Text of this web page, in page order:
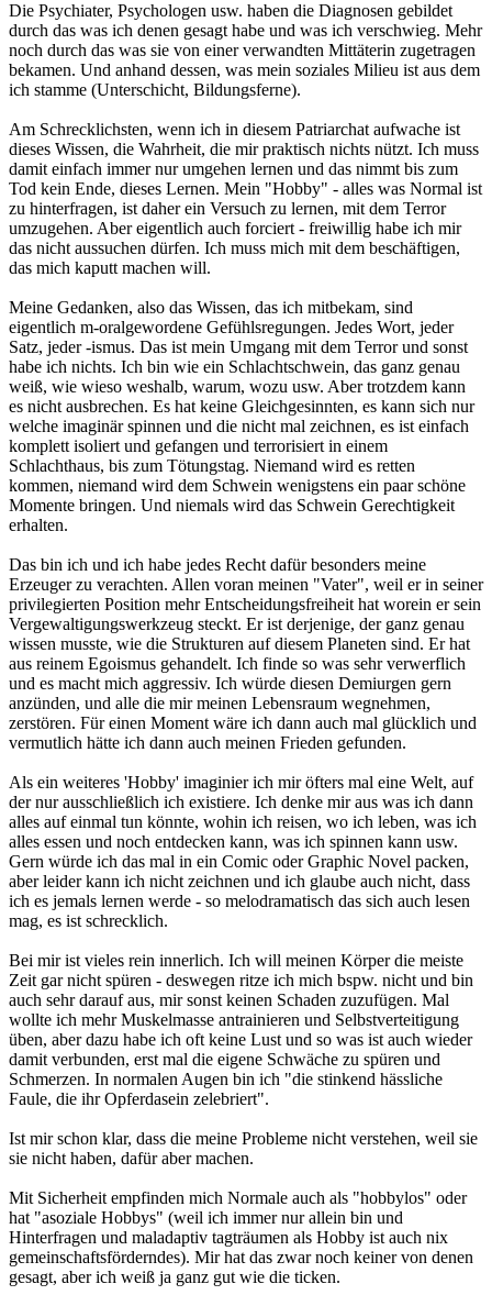
Die Psychiater, Psychologen usw. haben die Diagnosen gebildet
durch das was ich denen gesagt habe und was ich verschwieg. Mehr
noch durch das was sie von einer verwandten Mittäterin zugetragen
bekamen. Und anhand dessen, was mein soziales Milieu ist aus dem
ich stamme (Unterschicht, Bildungsferne).
Am Schrecklichsten, wenn ich in diesem Patriarchat aufwache ist
dieses Wissen, die Wahrheit, die mir praktisch nichts nützt. Ich muss
damit einfach immer nur umgehen lernen und das nimmt bis zum
Tod kein Ende, dieses Lernen. Mein "Hobby" - alles was Normal ist
zu hinterfragen, ist daher ein Versuch zu lernen, mit dem Terror
umzugehen. Aber eigentlich auch forciert - freiwillig habe ich mir
das nicht aussuchen dürfen. Ich muss mich mit dem beschäftigen,
das mich kaputt machen will.
Meine Gedanken, also das Wissen, das ich mitbekam, sind
eigentlich m-oralgewordene Gefühlsregungen. Jedes Wort, jeder
Satz, jeder -ismus. Das ist mein Umgang mit dem Terror und sonst
habe ich nichts. Ich bin wie ein Schlachtschwein, das ganz genau
weiß, wie wieso weshalb, warum, wozu usw. Aber trotzdem kann
es nicht ausbrechen. Es hat keine Gleichgesinnten, es kann sich nur
welche imaginär spinnen und die nicht mal zeichnen, es ist einfach
komplett isoliert und gefangen und terrorisiert in einem
Schlachthaus, bis zum Tötungstag. Niemand wird es retten
kommen, niemand wird dem Schwein wenigstens ein paar schöne
Momente bringen. Und niemals wird das Schwein Gerechtigkeit
erhalten.
Das bin ich und ich habe jedes Recht dafür besonders meine
Erzeuger zu verachten. Allen voran meinen "Vater", weil er in seiner
privilegierten Position mehr Entscheidungsfreiheit hat worein er sein
Vergewaltigungswerkzeug steckt. Er ist derjenige, der ganz genau
wissen musste, wie die Strukturen auf diesem Planeten sind. Er hat
aus reinem Egoismus gehandelt. Ich finde so was sehr verwerflich
und es macht mich aggressiv. Ich würde diesen Demiurgen gern
anzünden, und alle die mir meinen Lebensraum wegnehmen,
zerstören. Für einen Moment wäre ich dann auch mal glücklich und
vermutlich hätte ich dann auch meinen Frieden gefunden.
Als ein weiteres 'Hobby' imaginier ich mir öfters mal eine Welt, auf
der nur ausschließlich ich existiere. Ich denke mir aus was ich dann
alles auf einmal tun könnte, wohin ich reisen, wo ich leben, was ich
alles essen und noch entdecken kann, was ich spinnen kann usw.
Gern würde ich das mal in ein Comic oder Graphic Novel packen,
aber leider kann ich nicht zeichnen und ich glaube auch nicht, dass
ich es jemals lernen werde - so melodramatisch das sich auch lesen
mag, es ist schrecklich.
Bei mir ist vieles rein innerlich. Ich will meinen Körper die meiste
Zeit gar nicht spüren - deswegen ritze ich mich bspw. nicht und bin
auch sehr darauf aus, mir sonst keinen Schaden zuzufügen. Mal
wollte ich mehr Muskelmasse antrainieren und Selbstverteitigung
üben, aber dazu habe ich oft keine Lust und so was ist auch wieder
damit verbunden, erst mal die eigene Schwäche zu spüren und
Schmerzen. In normalen Augen bin ich "die stinkend hässliche
Faule, die ihr Opferdasein zelebriert".
Ist mir schon klar, dass die meine Probleme nicht verstehen, weil sie
sie nicht haben, dafür aber machen.
Mit Sicherheit empfinden mich Normale auch als "hobbylos" oder
hat "asoziale Hobbys" (weil ich immer nur allein bin und
Hinterfragen und maladaptiv tagträumen als Hobby ist auch nix
gemeinschaftsförderndes). Mir hat das zwar noch keiner von denen
gesagt, aber ich weiß ja ganz gut wie die ticken.